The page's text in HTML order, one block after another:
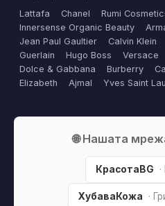
Lattafa Chanel
Rumi
Innersense Organic Beauty
Jean Paul Gaultier
Calvin Klein
Guerlain
Hugo Boss Versace
Dolce & Gabbana
Burberry
Elizabeth
Ajmal Yves Saint
🌐 Нашата
КрасотаBG
ХубаваКожа ·